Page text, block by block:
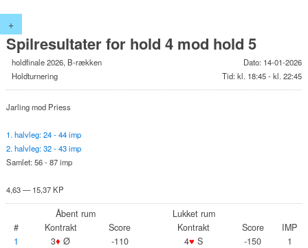
+
Spilresultater for hold 4 mod hold 5
holdfinale 2026, B-rækken
Holdturnering
Dato: 14-01-2026
Tid: kl. 18:45 - kl. 22:45
Jarling mod Priess
1. halvleg: 24 - 44 imp
2. halvleg: 32 - 43 imp
Samlet: 56 - 87 imp
4,63 — 15,37 KP
Åbent rum
Lukket rum
#
Kontrakt Score Kontrakt Score
IMP
1
3♦ Ø -110 4♥ S -150
1